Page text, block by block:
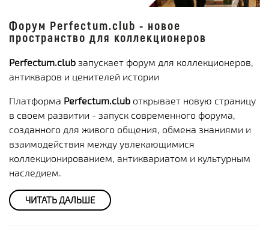
Форум Perfectum.club - новое
пространство для коллекционеров
Perfectum.club запускает форум для коллекционеров,
антикваров и ценителей истории
Платформа Perfectum.club открывает новую страницу
в своем развитии - запуск современного форума,
созданного для живого общения, обмена знаниями и
взаимодействия между увлекающимися
коллекционированием, антиквариатом и культурным
наследием.
ЧИТАТЬ ДАЛЬШЕ